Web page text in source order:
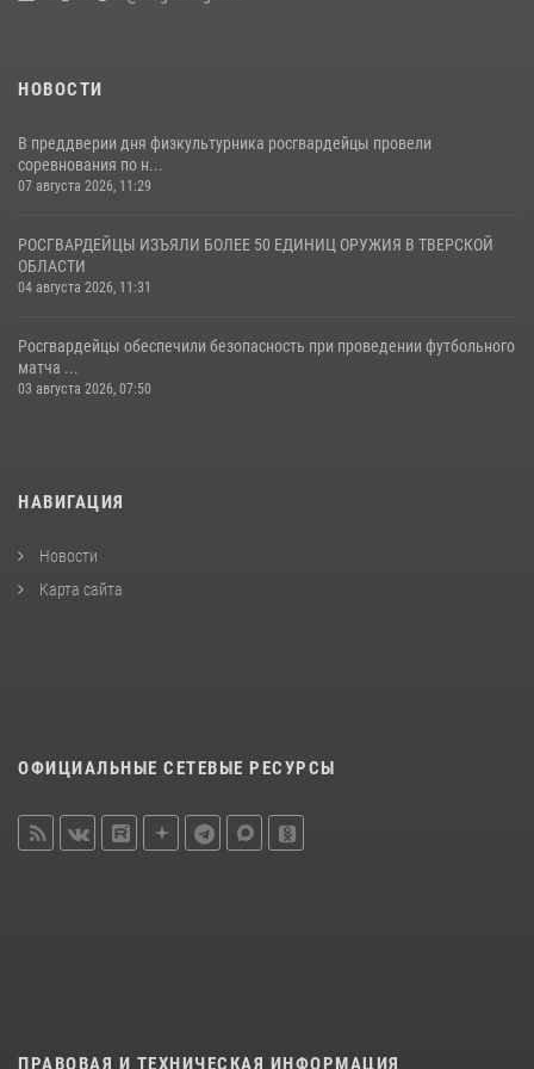
НОВОСТИ
В преддверии дня физкультурника росгвардейцы провели
соревнования по н...
07 августа 2026, 11:29
РОСГВАРДЕЙЦЫ ИЗЪЯЛИ БОЛЕЕ 50 ЕДИНИЦ ОРУЖИЯ В ТВЕРСКОЙ
ОБЛАСТИ
04 августа 2026, 11:31
Росгвардейцы обеспечили безопасность при проведении футбольного
матча ...
03 августа 2026, 07:50
НАВИГАЦИЯ
Новости
Карта сайта
ОФИЦИАЛЬНЫЕ СЕТЕВЫЕ РЕСУРСЫ
ПРАВОВАЯ И ТЕХНИЧЕСКАЯ ИНФОРМАЦИЯ